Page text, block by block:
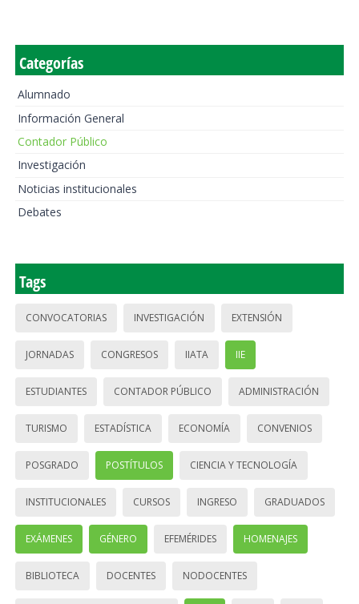
Categorías
Alumnado
Información General
Contador Público
Investigación
Noticias institucionales
Debates
Tags
CONVOCATORIAS INVESTIGACIÓN EXTENSIÓN
JORNADAS CONGRESOS IIATA IIE
ESTUDIANTES CONTADOR PÚBLICO ADMINISTRACIÓN
TURISMO ESTADÍSTICA ECONOMÍA CONVENIOS
POSGRADO POSTÍTULOS CIENCIA Y TECNOLOGÍA
INSTITUCIONALES CURSOS INGRESO GRADUADOS
EXÁMENES GÉNERO EFEMÉRIDES HOMENAJES
BIBLIOTECA DOCENTES NODOCENTES